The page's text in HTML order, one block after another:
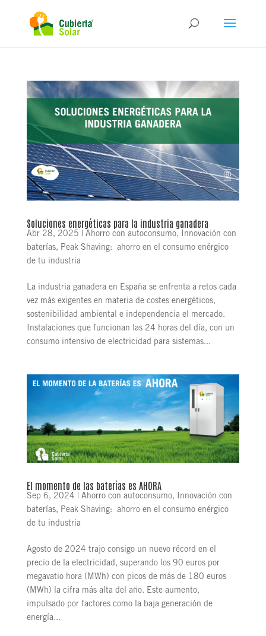
Soluciones energéticas para la industria ganadera
Abr 28, 2025 Ahorro con autoconsumo,
Innovación con
baterías, Peak Shaving: ahorro en el consumo enérgico
de tu industria
La industria ganadera en España se enfrenta a retos cada
vez más exigentes en materia de costes energéticos,
sostenibilidad ambiental e independencia el mercado.
Instalaciones que funcionan las 24 horas del día, con un
consumo intensivo de electricidad para sistemas...
El momento de las baterías es AHORA
Sep 6, 2024 | Ahorro con autoconsumo, Innovación con
baterías, Peak Shaving: ahorro en el consumo enérgico
de tu industria
Agosto de 2024 trajo consigo un nuevo récord en el
precio de la electricidad, superando los 90 euros por
megavatio hora (MWh) con picos de más de 180 euros
(MWh) la cifra más alta del año. Este aumento,
impulsado por factores como la baja generación de
energía...